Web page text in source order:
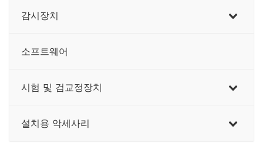
감시장치
소프트웨어
시험 및 검교정장치
설치용 악세사리